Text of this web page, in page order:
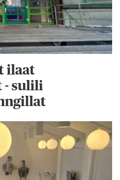
ilaat
- sulili